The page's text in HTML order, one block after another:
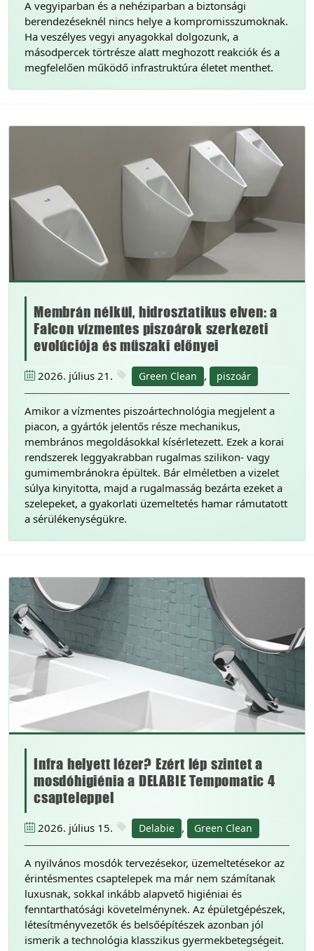
A vegyiparban és a nehéziparban a biztonsági
berendezéseknél nincs helye a kompromisszumoknak.
Ha veszélyes vegyi anyagokkal dolgozunk, a
másodpercek törtrésze alatt meghozott reakciók és a
megfelelően működő infrastruktúra életet menthet.
Membrán nélkül, hidrosztatikus elven: a
Falcon vízmentes piszoárok szerkezeti
evolúciója és műszaki előnyei
2026. július 21. Green Clean , piszoár
Amikor a vízmentes piszoártechnológia megjelent a
piacon, a gyártók jelentős része mechanikus,
membrános megoldásokkal kísérletezett. Ezek a korai
rendszerek leggyakrabban rugalmas szilikon- vagy
gumimembránokra épültek. Bár elméletben a vizelet
súlya kinyitotta, majd a rugalmasság bezárta ezeket a
szelepeket, a gyakorlati üzemeltetés hamar rámutatott
a sérülékenységükre.
Infra helyett lézer? Ezért lép szintet a
mosdóhigiénia a DELABIE Tempomatic 4
csapteleppel
2026. július 15. Delabie , Green Clean
A nyilvános mosdók tervezésekor, üzemeltetésekor az
érintésmentes csaptelepek ma már nem számítanak
luxusnak, sokkal inkább alapvető higiéniai és
fenntarthatósági követelménynek. Az épületgépészek,
létesítményvezetők és belsőépítészek azonban jól
ismerik a technológia klasszikus gyermekbetegségeit.